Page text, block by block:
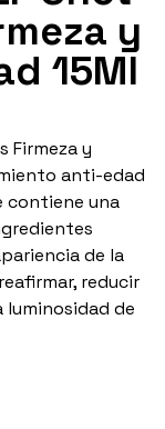
y
15Ml
Firmeza y
anti-edad
contiene una
de la
reducir
luminosidad de